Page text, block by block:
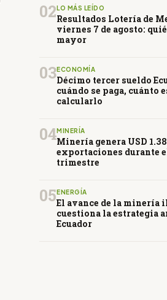
02 LO MÁS LEÍDO
Resultados Lotería de
viernes 7 de agosto:
mayor
03ECONOMÍA
Décimo tercer sueldo
cuándo se paga, cuánto
calcularlo
04MINERÍA
Minería genera USD
exportaciones durante
trimestre
05 ENERGÍA
El avance de la minería
cuestiona la estrategia
Ecuador